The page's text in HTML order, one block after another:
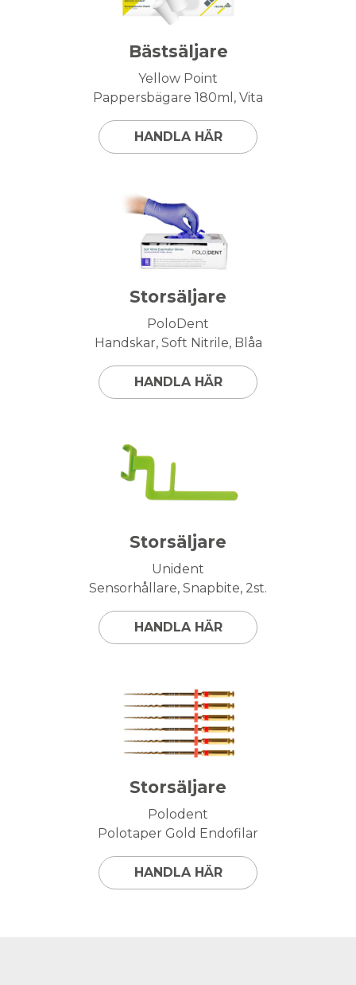
Bästsäljare
Yellow Point
Pappersbägare 180ml, Vita
HANDLA HÄR
Storsäljare
PoloDent
Handskar, Soft Nitrile, Blåa
HANDLA HÄR
Storsäljare
Unident
Sensorhållare, Snapbite, 2st.
HANDLA HÄR
Storsäljare
Polodent
Polotaper Gold Endofilar
HANDLA HÄR